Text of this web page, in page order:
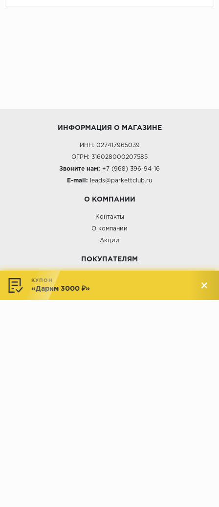
ИНФОРМАЦИЯ О МАГАЗИНЕ
ИНН: 027417965039
ОГРН: 316028000207585
Звоните нам: +7 (968) 396-94-16
E-mail: leads@parkettclub.ru
О КОМПАНИИ
Контакты
О компании
Акции
ПОКУПАТЕЛЯМ
Доставка и оплата
Обмен и возврат
КУПОН
«Дарим 3000 ₽»